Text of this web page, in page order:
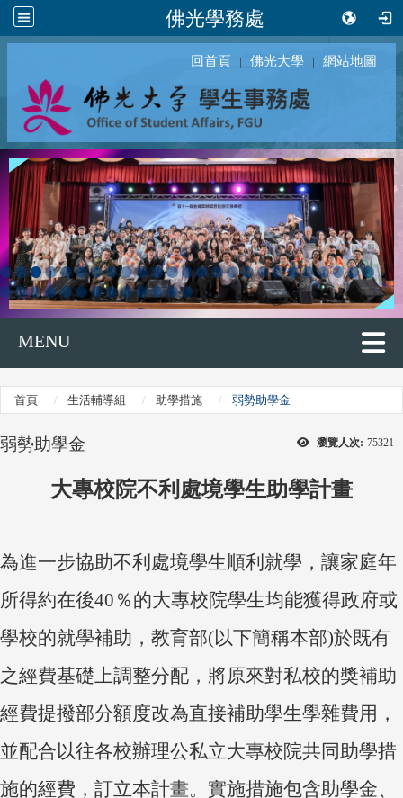
佛光學務處
回首頁 ｜ 佛光大學 ｜ 網站地圖
MENU
首頁 生活輔導組 助學措施 弱勢助學金
瀏覽人次: 75321
弱勢助學金
大專校院不利處境學生助學計畫
為進一步協助不利處境學生順利就學，讓家庭年
所得約在後40％的大專校院學生均能獲得政府或
學校的就學補助，教育部(以下簡稱本部)於既有
之經費基礎上調整分配，將原來對私校的獎補助
經費提撥部分額度改為直接補助學生學雜費用，
並配合以往各校辦理公私立大專校院共同助學措
施的經費，訂立本計畫。實施措施包含助學金、